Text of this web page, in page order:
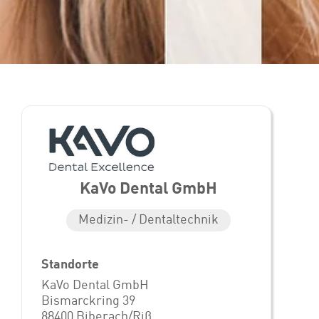
KaVo Dental GmbH
Medizin- / Dentaltechnik
Standorte
KaVo Dental GmbH
Bismarckring 39